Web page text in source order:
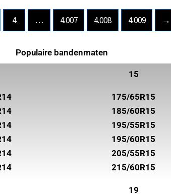
4 … 4.007 4.008 4.009 →
Populaire bandenmaten
15
175/65R15
185/60R15
195/55R15
195/60R15
205/55R15
215/60R15
19